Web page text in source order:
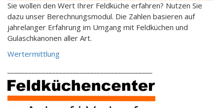
Sie wollen den Wert Ihrer Feldküche erfahren? Nutzen Sie
dazu unser Berechnungsmodul. Die Zahlen basieren auf
jahrelanger Erfahrung im Umgang mit Feldküchen und
Gulaschkanonen aller Art.
Wertermittlung